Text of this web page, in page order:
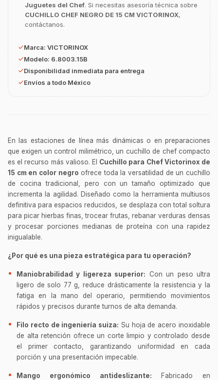
Juguetes del Chef. Si necesitas asesoría técnica sobre
CUCHILLO CHEF NEGRO DE 15 CM VICTORINOX,
contáctanos.
Marca: VICTORINOX
Modelo: 6.8003.15B
Disponibilidad inmediata para entrega
Envíos a todo México
En las estaciones de línea más dinámicas o en preparaciones
que exigen un control milimétrico, un cuchillo de chef compacto
es el recurso más valioso. El Cuchillo para Chef Victorinox de
15 cm en color negro ofrece toda la versatilidad de un cuchillo
de cocina tradicional, pero con un tamaño optimizado que
incrementa la agilidad. Diseñado como la herramienta multiusos
definitiva para espacios reducidos, se desplaza con total soltura
para picar hierbas finas, trocear frutas, rebanar verduras densas
y procesar porciones medianas de proteína con una rapidez
inigualable.
¿Por qué es una pieza estratégica para tu operación?
Maniobrabilidad y ligereza superior: Con un peso ultra
ligero de solo 77 g, reduce drásticamente la resistencia y la
fatiga en la mano del operario, permitiendo movimientos
rápidos y precisos durante turnos de alta demanda.
Filo recto de ingeniería suiza: Su hoja de acero inoxidable
de alta retención ofrece un corte limpio y controlado desde
el primer contacto, garantizando uniformidad en cada
porción y una presentación impecable.
Mango ergonómico antideslizante: Fabricado en
¡Hola Chef! 🍳 Soy GastroBot, tu asesor
de cocina profesional de GastroArt.
Buscar estufas industriales
Ver uniformes y filipinas